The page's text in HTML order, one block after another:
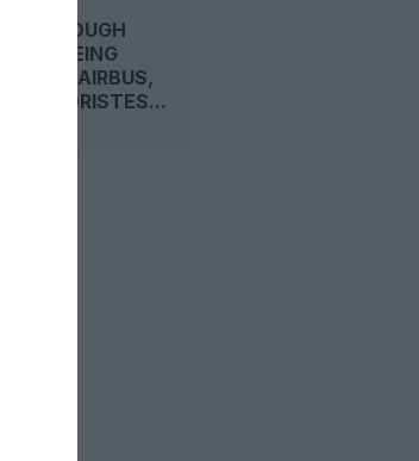
: BOEING
AIRBUS,
MOTORISTES...